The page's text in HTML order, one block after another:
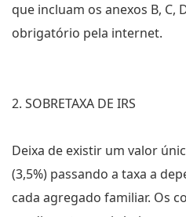
que incluam os anexos B, C,
obrigatório pela internet.
2. SOBRETAXA DE IRS
Deixa de existir um valor
(3,5%) passando a taxa a
cada agregado familiar. Os